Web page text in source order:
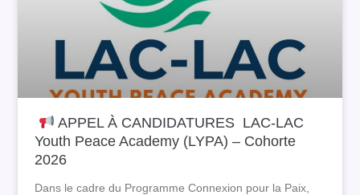
APPEL À CANDIDATURES LAC-LAC
Youth Peace Academy (LYPA) – Cohorte
2026
Dans le cadre du Programme Connexion pour la Paix,